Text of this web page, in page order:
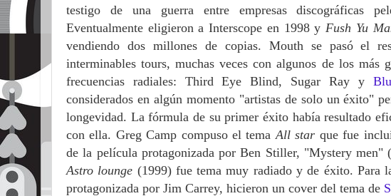
testigo de una guerra entre empresas discográficas
Eventualmente eligieron a Interscope en 1998 yFush Yu
vendiendo dos millones de copias. Mouth se pasó el
interminables tours, muchas veces con algunos de los más
frecuencias radiales: Third Eye Blind, Sugar Ray y
considerados en algún momento "artistas de solo un éxito"
longevidad. La fórmula de su primer éxito había resultado
con ella. Greg Camp compuso el temaAll star que fue
de la película protagonizada por Ben Stiller, "Mystery men"
Astro lounge (1999) fue tema muy radiado y de éxito. Para
protagonizada por Jim Carrey, hicieron un cover del tema de